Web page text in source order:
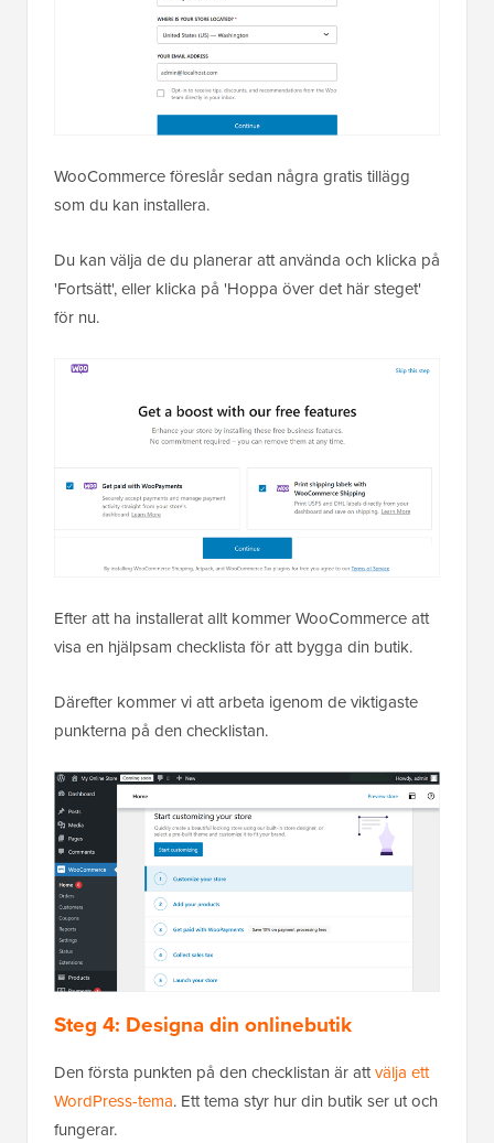
WooCommerce föreslår sedan några gratis tillägg
som du kan installera.
Du kan välja de du planerar att använda och klicka på
'Fortsätt', eller klicka på 'Hoppa över det här steget'
för nu.
Efter att ha installerat allt kommer WooCommerce att
visa en hjälpsam checklista för att bygga din butik.
Därefter kommer vi att arbeta igenom de viktigaste
punkterna på den checklistan.
Steg 4: Designa din onlinebutik
Den första punkten på den checklistan är attvälja ett
WordPress-tema. Ett tema styr hur din butik ser ut och
fungerar.